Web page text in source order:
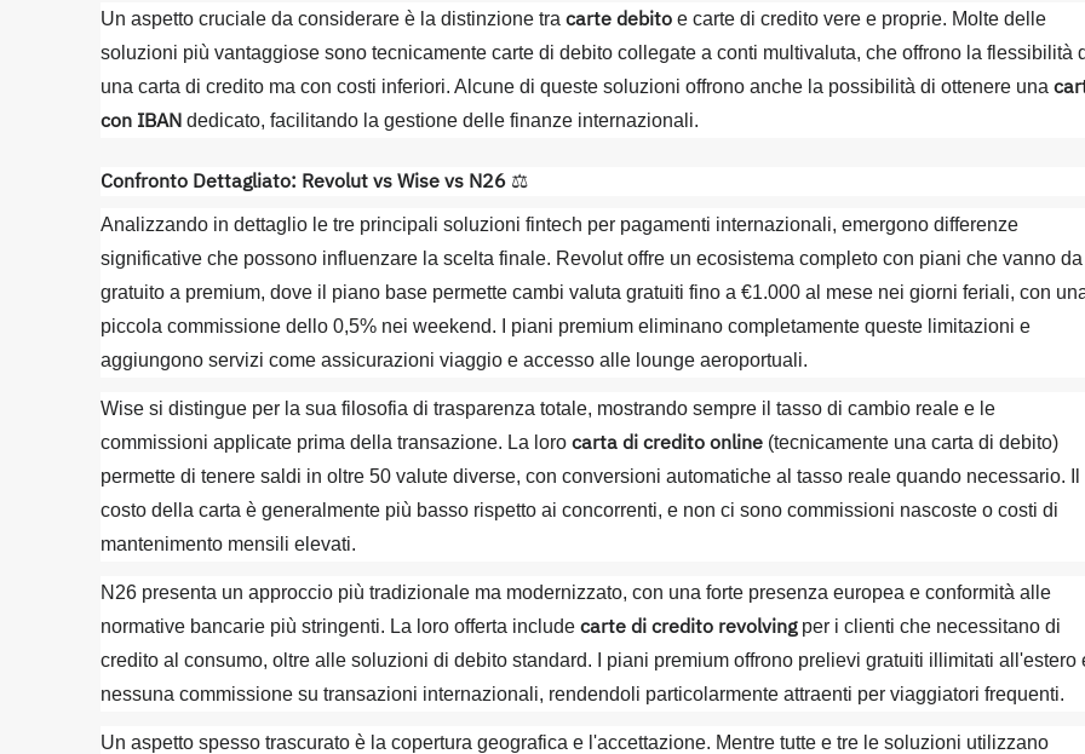
Un aspetto cruciale da considerare è la distinzione tra carte debito e carte di credito vere e proprie. Molte delle
soluzioni più vantaggiose sono tecnicamente carte di debito collegate a conti multivaluta, che offrono la flessibilità
una carta di credito ma con costi inferiori. Alcune di queste soluzioni offrono anche la possibilità di ottenere una
con IBAN dedicato, facilitando la gestione delle finanze internazionali.
Confronto Dettagliato: Revolut vs Wise vs N26 ⚖️
Analizzando in dettaglio le tre principali soluzioni fintech per pagamenti internazionali, emergono differenze
significative che possono influenzare la scelta finale. Revolut offre un ecosistema completo con piani che vanno da
gratuito a premium, dove il piano base permette cambi valuta gratuiti fino a €1.000 al mese nei giorni feriali, con
piccola commissione dello 0,5% nei weekend. I piani premium eliminano completamente queste limitazioni e
aggiungono servizi come assicurazioni viaggio e accesso alle lounge aeroportuali.
Wise si distingue per la sua filosofia di trasparenza totale, mostrando sempre il tasso di cambio reale e le
commissioni applicate prima della transazione. La loro carta di credito online (tecnicamente una carta di debito)
permette di tenere saldi in oltre 50 valute diverse, con conversioni automatiche al tasso reale quando necessario. Il
costo della carta è generalmente più basso rispetto ai concorrenti, e non ci sono commissioni nascoste o costi di
mantenimento mensili elevati.
N26 presenta un approccio più tradizionale ma modernizzato, con una forte presenza europea e conformità alle
normative bancarie più stringenti. La loro offerta include carte di credito revolvingper i clienti che necessitano di
credito al consumo, oltre alle soluzioni di debito standard. I piani premium offrono prelievi gratuiti illimitati all'estero
nessuna commissione su transazioni internazionali, rendendoli particolarmente attraenti per viaggiatori frequenti.
Un aspetto spesso trascurato è la copertura geografica e l'accettazione. Mentre tutte e tre le soluzioni utilizzano